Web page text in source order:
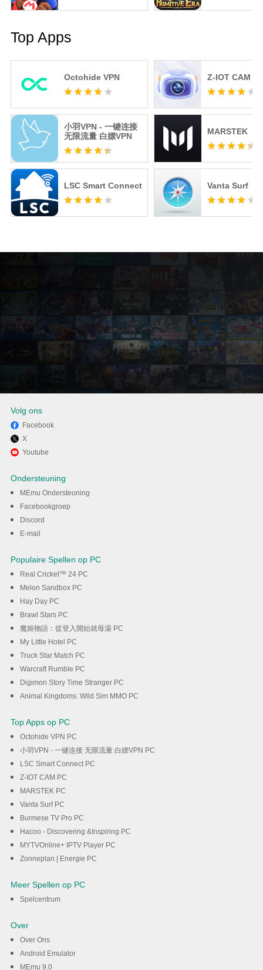
Top Apps
Octohide VPN
小羽VPN - 一键连接
无限流量 白嫖VPN
LSC Smart Connect
Z-IOT CAM
MARSTEK
Vanta Surf
Ervaar TV360 SmartTV op pc
Volg ons
Facebook
X
Youtube
Ondersteuning
MEmu Ondersteuning
Facebookgroep
Discord
E-mail
Populaire Spellen op PC
Real Cricket™ 24 PC
Melon Sandbox PC
Hay Day PC
Brawl Stars PC
魔姬物語：從登入開始就母湯 PC
My Little Hotel PC
Truck Star Match PC
Warcraft Rumble PC
Digimon Story Time Stranger PC
Animal Kingdoms: Wild Sim MMO PC
Top Apps op PC
Octohide VPN PC
小羽VPN - 一键连接 无限流量 白嫖VPN PC
LSC Smart Connect PC
Z-IOT CAM PC
MARSTEK PC
Vanta Surf PC
Burmese TV Pro PC
Hacoo - Discovering &Inspiring PC
MYTVOnline+ IPTV Player PC
Zonneplan | Energie PC
Meer Spellen op PC
Spelcentrum
Over
Over Ons
Android Emulator
MEmu 9.0